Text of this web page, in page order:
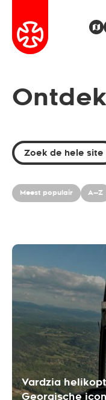
Zoek de hele site
Meest populair A—Z
Vardzia
Georgische